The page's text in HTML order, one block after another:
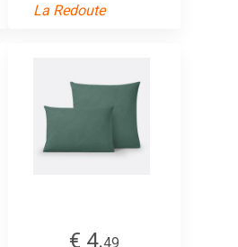
La Redoute
€ 4.49